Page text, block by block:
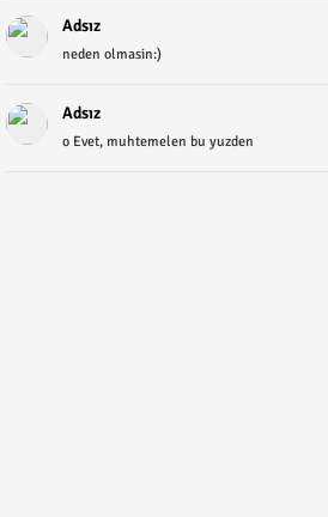
Adsız
neden olmasin:)
Adsız
o Evet, muhtemelen bu yuzden